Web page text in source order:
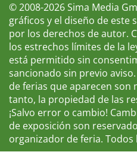
© 2008-2026 Sima Media
gráficos y el diseño de este
por los derechos de autor.
los estrechos límites de la
está permitido sin
sancionado sin previo
de ferias que aparecen son
tanto, la propiedad de las
¡Salvo error o cambio!
de exposición son
organizador de feria.